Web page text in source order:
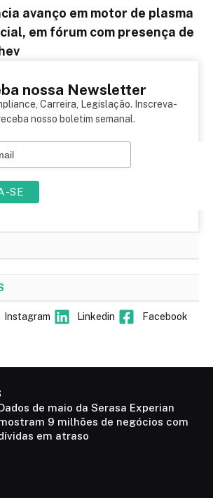
avanço em motor de plasma
em fórum com presença de
nossa Newsletter
Carreira, Legislação. Inscreva-
nosso boletim semanal.
Instagram Linkedin Facebook
de maio da Serasa Experian
9 milhões de negócios com
em atraso